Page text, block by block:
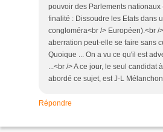
pouvoir des Parlements
finalité : Dissoudre les Etats dans
congloméra<br /> Européen).<br /
aberration peut-elle se faire sans
Quoique ... On a vu ce qu'il est
...<br /> A ce jour, le seul candidat
abordé ce sujet, est J-L
Répondre